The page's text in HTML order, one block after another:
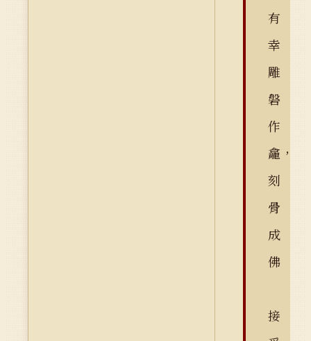
有
幸
雕
磐
作
龕，
刻
骨
成
佛
接